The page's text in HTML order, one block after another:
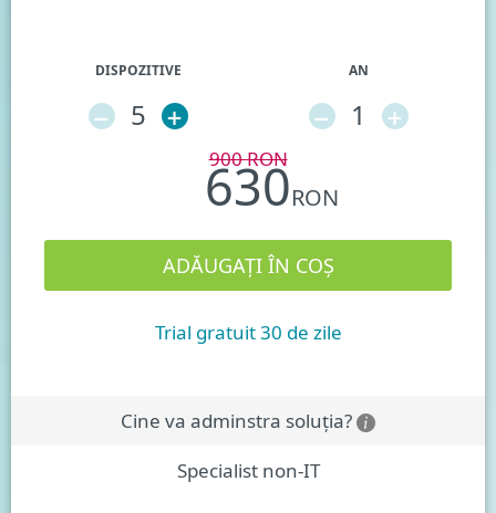
DISPOZITIVE
– 5 +
AN
– 1 +
900RON
630RON
Trial gratuit 30 de zile
Cine va adminstra soluția?
Specialist non-IT